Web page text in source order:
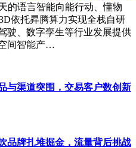
的语言智能向能行动、懂物
依托昇腾算力实现全栈自研
驶、数字孪生等行业发展提供
间智能产…
与渠道突围，交易客户数创新
品牌扎堆掘金，流量背后挑战